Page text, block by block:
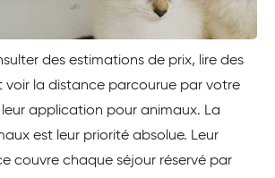
des estimations de prix, lire des
voir la distance parcourue par votre
application pour animaux. La
est leur priorité absolue. Leur
couvre chaque séjour réservé par